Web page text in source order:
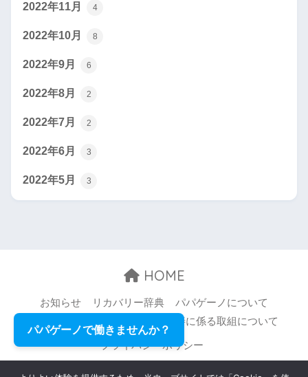
2022年11月 4
2022年10月 8
2022年9月 6
2022年8月 2
2022年7月 2
2022年6月 3
2022年5月 3
HOME
お知らせ リカバリー辞典
パパゲーノについて
職場環境等の改善に係る取組について
プライバシーポリシー
© 2026 Papageno,Inc. All rights reserved.
パパゲーノで働きませんか？